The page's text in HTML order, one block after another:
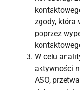
zgody, która
poprzez
W celu
aktywności
ASO,